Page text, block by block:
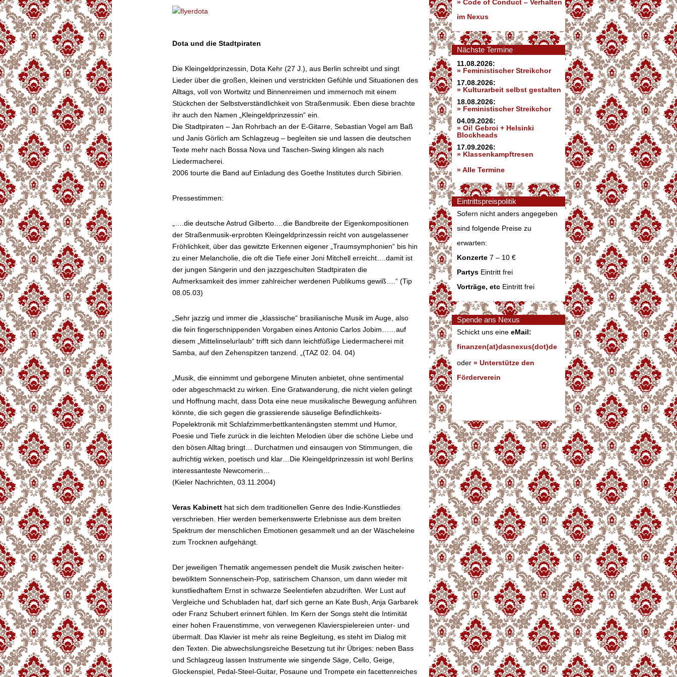
Dota und die Stadtpiraten
Die Kleingeldprinzessin, Dota Kehr (27 J.), aus Berlin schreibt und singt
Lieder über die großen, kleinen und verstrickten Gefühle und Situationen des
Alltags, voll von Wortwitz und Binnenreimen und immernoch mit einem
Stückchen der Selbstverständlichkeit von Straßenmusik. Eben diese brachte
ihr auch den Namen „Kleingeldprinzessin“ ein.
Die Stadtpiraten – Jan Rohrbach an der E-Gitarre, Sebastian Vogel am Baß
und Janis Görlich am Schlagzeug – begleiten sie und lassen die deutschen
Texte mehr nach Bossa Nova und Taschen-Swing klingen als nach
Liedermacherei.
2006 tourte die Band auf Einladung des Goethe Institutes durch Sibirien.
Pressestimmen:
„….die deutsche Astrud Gilberto….die Bandbreite der Eigenkompositionen
der Straßenmusik-erprobten Kleingeldprinzessin reicht von ausgelassener
Fröhlichkeit, über das gewitzte Erkennen eigener „Traumsymphonien“ bis hin
zu einer Melancholie, die oft die Tiefe einer Joni Mitchell erreicht….damit ist
der jungen Sängerin und den jazzgeschulten Stadtpiraten die
Aufmerksamkeit des immer zahlreicher werdenen Publikums gewiß….“ (Tip
08.05.03)
„Sehr jazzig und immer die „klassische“ brasilianische Musik im Auge, also
die fein fingerschnippenden Vorgaben eines Antonio Carlos Jobim……auf
diesem „Mittelinselurlaub“ trifft sich dann leichtfüßige Liedermacherei mit
Samba, auf den Zehenspitzen tanzend. „(TAZ 02. 04. 04)
„Musik, die einnimmt und geborgene Minuten anbietet, ohne sentimental
oder abgeschmackt zu wirken. Eine Gratwanderung, die nicht vielen gelingt
und Hoffnung macht, dass Dota eine neue musikalische Bewegung anführen
könnte, die sich gegen die grassierende säuselige Befindlichkeits-
Popelektronik mit Schlafzimmerbettkantenängsten stemmt und Humor,
Poesie und Tiefe zurück in die leichten Melodien über die schöne Liebe und
den bösen Alltag bringt… Durchatmen und einsaugen von Stimmungen, die
aufrichtig wirken, poetisch und klar…Die Kleingeldprinzessin ist wohl Berlins
interessanteste Newcomerin…
(Kieler Nachrichten, 03.11.2004)
Veras Kabinett hat sich dem traditionellen Genre des Indie-Kunstliedes
verschrieben. Hier werden bemerkenswerte Erlebnisse aus dem breiten
Spektrum der menschlichen Emotionen gesammelt und an der Wäscheleine
zum Trocknen aufgehängt.
Der jeweiligen Thematik angemessen pendelt die Musik zwischen heiter-
bewölktem Sonnenschein-Pop, satirischem Chanson, um dann wieder mit
kunstliedhaftem Ernst in schwarze Seelentiefen abzudriften. Wer Lust auf
Vergleiche und Schubladen hat, darf sich gerne an Kate Bush, Anja Garbarek
oder Franz Schubert erinnert fühlen. Im Kern der Songs steht die Intimität
einer hohen Frauenstimme, von verwegenen Klavierspielereien unter- und
übermalt. Das Klavier ist mehr als reine Begleitung, es steht im Dialog mit
den Texten. Die abwechslungsreiche Besetzung tut ihr Übriges: neben Bass
und Schlagzeug lassen Instrumente wie singende Säge, Cello, Geige,
Glockenspiel, Pedal-Steel-Guitar, Posaune und Trompete ein facettenreiches
» Code of Conduct – Verhalten
im Nexus
Nächste Termine
11.08.2026:
» Feministischer Streikchor
17.08.2026:
» Kulturarbeit selbst gestalten
18.08.2026:
» Feministischer Streikchor
04.09.2026:
» Oi! Gebroi + Helsinki
Blockheads
17.09.2026:
» Klassenkampftresen
» Alle Termine
Eintrittspreispolitik
Sofern nicht anders angegeben
sind folgende Preise zu
erwarten:
Konzerte 7 – 10 €
Partys Eintritt frei
Vorträge, etc Eintritt frei
Spende ans Nexus
Schickt uns eine eMail:
finanzen(at)dasnexus(dot)de
oder » Unterstütze den
Förderverein